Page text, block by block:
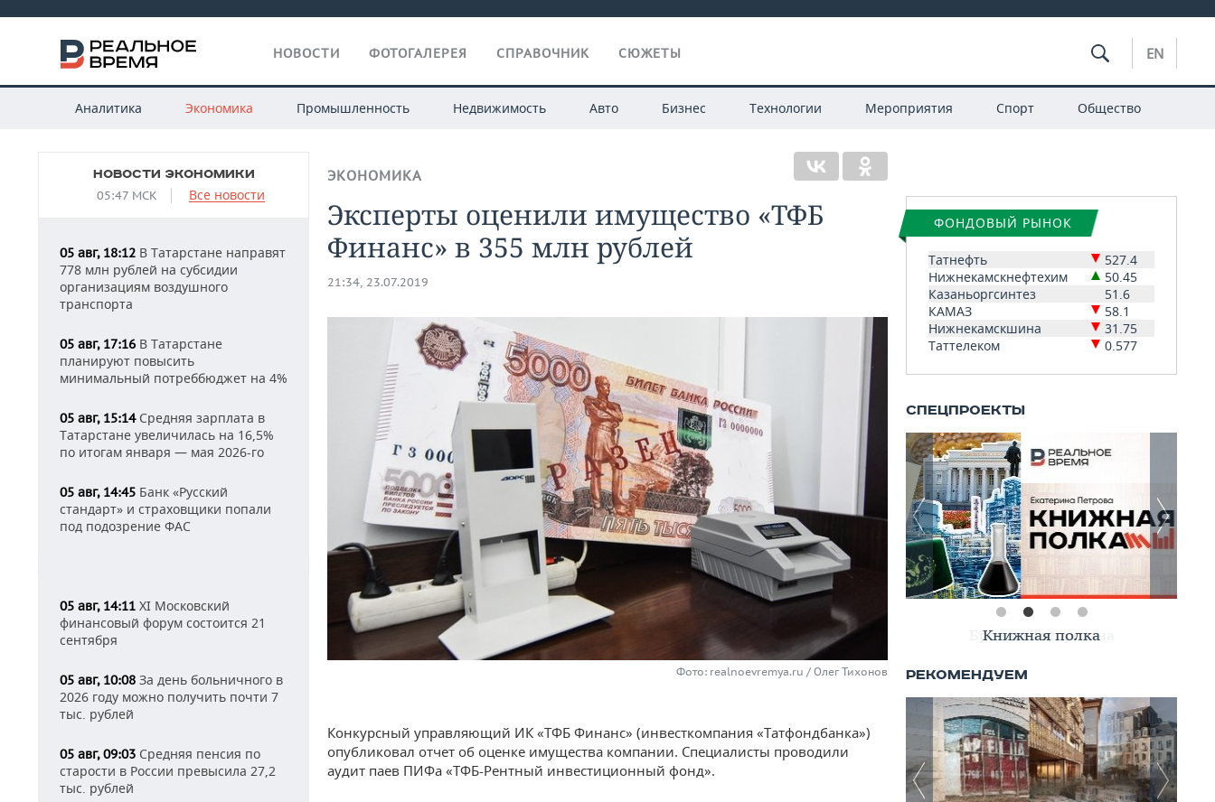
НОВОСТИ ФОТОГАЛЕРЕЯ СПРАВОЧНИК СЮЖЕТЫ EN
Аналитика Экономика Промышленность Недвижимость Авто Бизнес Технологии Мероприятия Спорт Общество
НОВОСТИ ЭКОНОМИКИ
05:47 МСК Все новости
05 авг, 18:12 В Татарстане направят
778 млн рублей на субсидии
организациям воздушного
транспорта
05 авг, 17:16 В Татарстане
планируют повысить
минимальный потреббюджет на 4%
05 авг, 15:14Средняя зарплата в
Татарстане увеличилась на 16,5%
по итогам января — мая 2026-го
05 авг, 14:45 Банк «Русский
стандарт» и страховщики попали
под подозрение ФАС
05 авг, 14:11 XI Московский
финансовый форум состоится 21
сентября
05 авг, 10:08 За день больничного в
2026 году можно получить почти 7
тыс. рублей
05 авг, 09:03 Средняя пенсия по
старости в России превысила 27,2
тыс. рублей
ЭКОНОМИКА
Эксперты оценили имущество «ТФБ
Финанс» в 355 млн рублей
21:34, 23.07.2019
Фото: realnoevremya.ru / Олег Тихонов
Конкурсный управляющий ИК «ТФБ Финанс» (инвесткомпания «Татфондбанка»)
опубликовал отчет об оценке имущества компании. Специалисты проводили
аудит паев ПИФа «ТФБ-Рентный инвестиционный фонд».
ФОНДОВЫЙ РЫНОК
Татнефть
527.4
Нижнекамскнефтехим
50.45
Казаньоргсинтез
51.6
КАМАЗ
58.1
Нижнекамскшина
31.75
Таттелеком
0.577
Книжная полка